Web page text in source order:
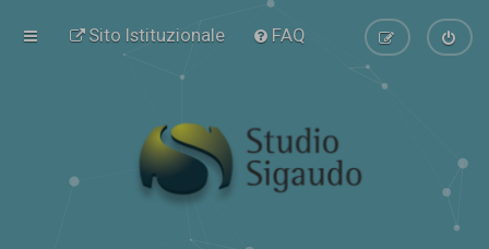
Sito Istituzionale FAQ